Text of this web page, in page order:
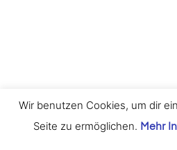
Wir benutzen Cookies, um dir
Seite zu ermöglichen. Mehr